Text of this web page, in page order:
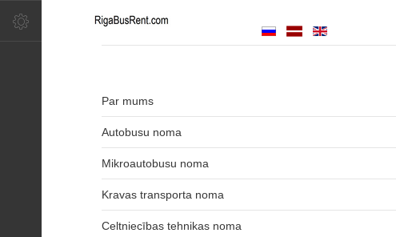
Par mums
Autobusu noma
Mikroautobusu noma
Kravas transporta noma
Celtniecības tehnikas noma